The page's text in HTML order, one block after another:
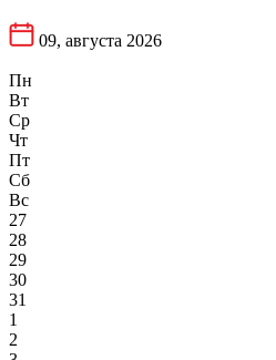
09, августа 2026
Пн
Вт
Ср
Чт
Пт
Сб
Вс
27
28
29
30
31
1
2